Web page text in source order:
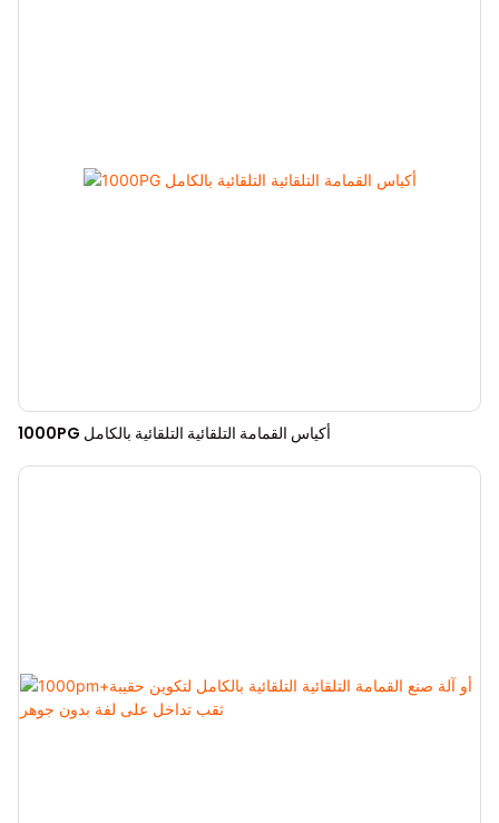
1000PG أكياس القمامة التلقائية التلقائية بالكامل